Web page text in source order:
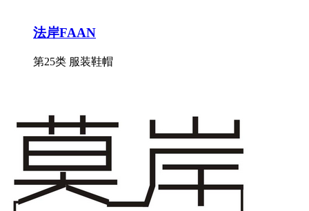
法岸FAAN
第25类 服装鞋帽